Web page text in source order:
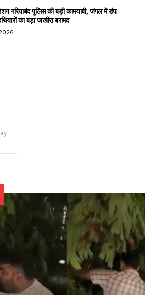
गरियाबंद पुलिस की बड़ी कामयाबी, जंगल में डंप
का बड़ा जखीरा बरामद